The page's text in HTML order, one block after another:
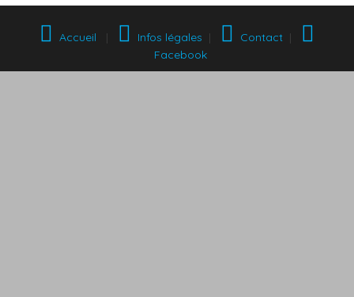
Accueil | Infos légales | Contact |
Facebook